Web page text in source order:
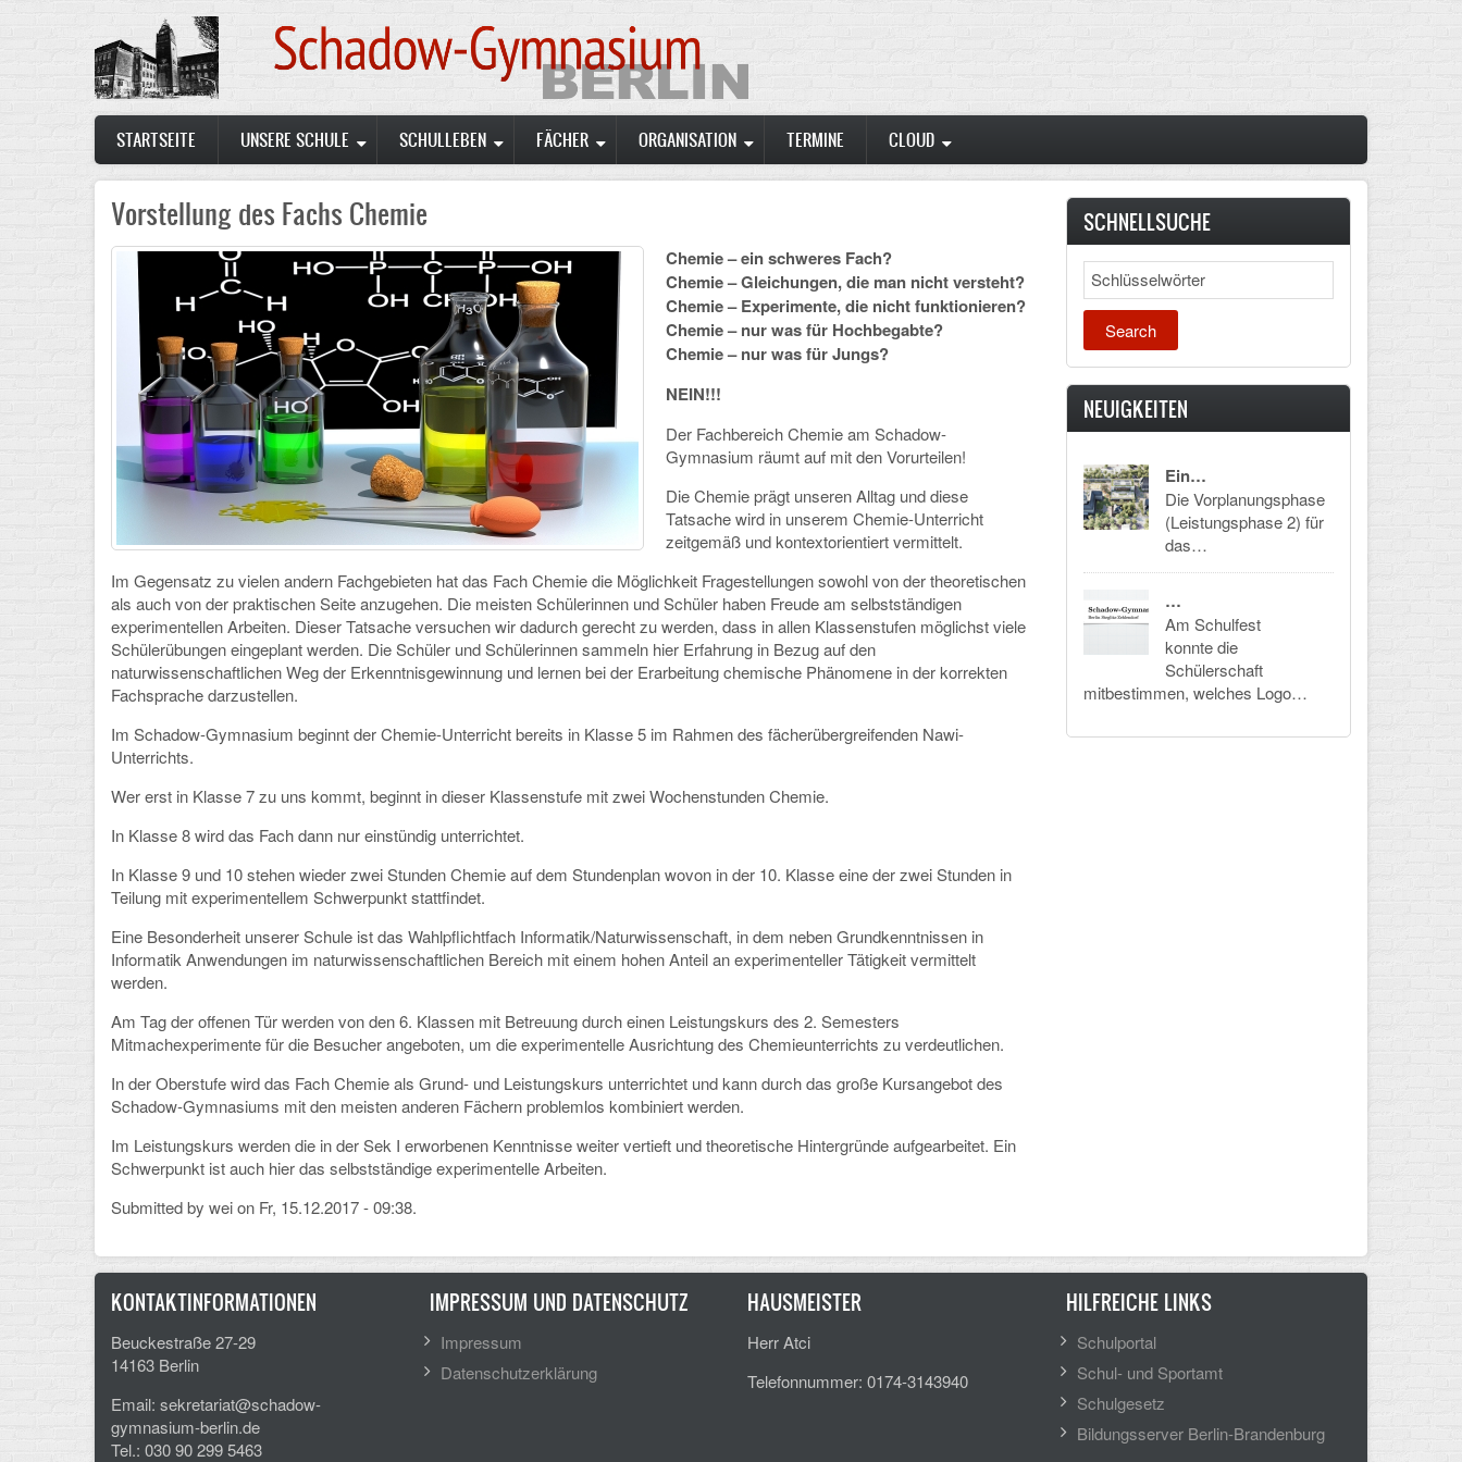
Main
navigation
STARTSEITE UNSERE SCHULE SCHULLEBEN FÄCHER ORGANISATION TERMINE CLOUD
Vorstellung des Fachs Chemie
Chemie – ein schweres Fach?
Chemie – Gleichungen, die man nicht versteht?
Chemie – Experimente, die nicht funktionieren?
Chemie – nur was für Hochbegabte?
Chemie – nur was für Jungs?
NEIN!!!
Der Fachbereich Chemie am Schadow-
Gymnasium räumt auf mit den Vorurteilen!
Die Chemie prägt unseren Alltag und diese
Tatsache wird in unserem Chemie-Unterricht
zeitgemäß und kontextorientiert vermittelt.
Im Gegensatz zu vielen andern Fachgebieten hat das Fach Chemie die Möglichkeit Fragestellungen sowohl von der theoretischen
als auch von der praktischen Seite anzugehen. Die meisten Schülerinnen und Schüler haben Freude am selbstständigen
experimentellen Arbeiten. Dieser Tatsache versuchen wir dadurch gerecht zu werden, dass in allen Klassenstufen möglichst viele
Schülerübungen eingeplant werden. Die Schüler und Schülerinnen sammeln hier Erfahrung in Bezug auf den
naturwissenschaftlichen Weg der Erkenntnisgewinnung und lernen bei der Erarbeitung chemische Phänomene in der korrekten
Fachsprache darzustellen.
Im Schadow-Gymnasium beginnt der Chemie-Unterricht bereits in Klasse 5 im Rahmen des fächerübergreifenden Nawi-
Unterrichts.
Wer erst in Klasse 7 zu uns kommt, beginnt in dieser Klassenstufe mit zwei Wochenstunden Chemie.
In Klasse 8 wird das Fach dann nur einstündig unterrichtet.
In Klasse 9 und 10 stehen wieder zwei Stunden Chemie auf dem Stundenplan wovon in der 10. Klasse eine der zwei Stunden in
Teilung mit experimentellem Schwerpunkt stattfindet.
Eine Besonderheit unserer Schule ist das Wahlpflichtfach Informatik/Naturwissenschaft, in dem neben Grundkenntnissen in
Informatik Anwendungen im naturwissenschaftlichen Bereich mit einem hohen Anteil an experimenteller Tätigkeit vermittelt
werden.
Am Tag der offenen Tür werden von den 6. Klassen mit Betreuung durch einen Leistungskurs des 2. Semesters
Mitmachexperimente für die Besucher angeboten, um die experimentelle Ausrichtung des Chemieunterrichts zu verdeutlichen.
In der Oberstufe wird das Fach Chemie als Grund- und Leistungskurs unterrichtet und kann durch das große Kursangebot des
Schadow-Gymnasiums mit den meisten anderen Fächern problemlos kombiniert werden.
Im Leistungskurs werden die in der Sek I erworbenen Kenntnisse weiter vertieft und theoretische Hintergründe aufgearbeitet. Ein
Schwerpunkt ist auch hier das selbstständige experimentelle Arbeiten.
Submitted by weion Fr, 15.12.2017 - 09:38.
SCHNELLSUCHE
Search
NEUIGKEITEN
Ein…
Die Vorplanungsphase
(Leistungsphase 2) für
das…
…
Am Schulfest
konnte die
Schülerschaft
mitbestimmen, welches Logo…
KONTAKTINFORMATIONEN
Beuckestraße 27-29
14163 Berlin
Email: sekretariat@schadow-
gymnasium-berlin.de
Tel.: 030 90 299 5463
IMPRESSUM UND DATENSCHUTZ
Impressum
Datenschutzerklärung
HAUSMEISTER
Herr Atci
Telefonnummer: 0174-3143940
HILFREICHE LINKS
Schulportal
Schul- und Sportamt
Schulgesetz
Bildungsserver Berlin-Brandenburg